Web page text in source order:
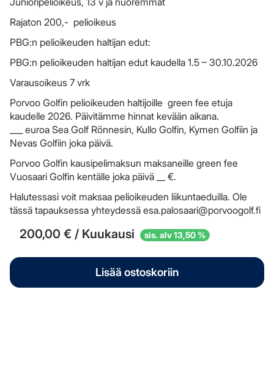
Rajaton 200,- pelioikeus
PBG:n pelioikeuden haltijan edut:
PBG:n pelioikeuden haltijan edut kaudella 1.5 – 30.10.2026
Varausoikeus 7 vrk
Porvoo Golfin pelioikeuden haltijoille green fee etuja
kaudelle 2026. Päivitämme hinnat kevään aikana.
___ euroa Sea Golf Rönnesin, Kullo Golfin, Kymen Golfiin ja
Nevas Golfiin joka päivä.
Porvoo Golfin kausipelimaksun maksaneille green fee
Vuosaari Golfin kentälle joka päivä __ €.
Halutessasi voit maksaa pelioikeuden liikuntaeduilla. Ole
tässä tapauksessa yhteydessä esa.palosaari@porvoogolf.fi
200,00 € / Kuukausi sis. alv 13,50 %
Lisää ostoskoriin